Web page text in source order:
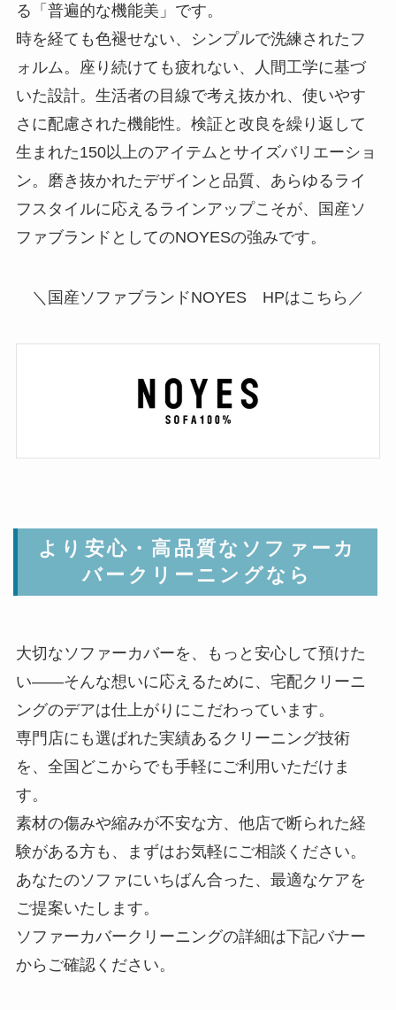
る「普遍的な機能美」です。
時を経ても色褪せない、シンプルで洗練されたフ
ォルム。座り続けても疲れない、人間工学に基づ
いた設計。生活者の目線で考え抜かれ、使いやす
さに配慮された機能性。検証と改良を繰り返して
生まれた150以上のアイテムとサイズバリエーショ
ン。磨き抜かれたデザインと品質、あらゆるライ
フスタイルに応えるラインアップこそが、国産ソ
ファブランドとしてのNOYESの強みです。
＼国産ソファブランドNOYES HPはこちら／
より安心・高品質なソファーカ
バークリーニングなら
大切なソファーカバーを、もっと安心して預けた
い――そんな想いに応えるために、宅配クリーニ
ングのデアは仕上がりにこだわっています。
専門店にも選ばれた実績あるクリーニング技術
を、全国どこからでも手軽にご利用いただけま
す。
素材の傷みや縮みが不安な方、他店で断られた経
験がある方も、まずはお気軽にご相談ください。
あなたのソファにいちばん合った、最適なケアを
ご提案いたします。
ソファーカバークリーニングの詳細は下記バナー
からご確認ください。